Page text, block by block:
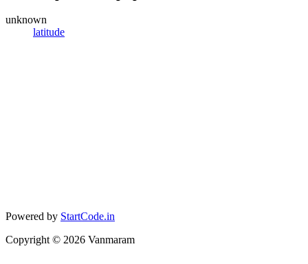
unknown
latitude
Powered by StartCode.in
Copyright © 2026 Vanmaram